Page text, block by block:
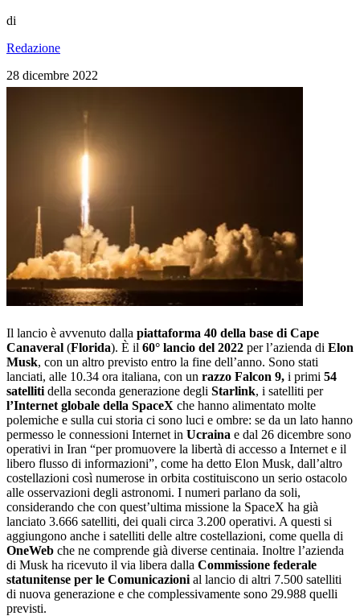
di
Redazione
28 dicembre 2022
Il lancio è avvenuto dalla piattaforma 40 della base di Cape
Canaveral (Florida). È il 60° lancio del 2022 per l’azienda di Elon
Musk, con un altro previsto entro la fine dell’anno. Sono stati
lanciati, alle 10.34 ora italiana, con un razzo Falcon 9, i primi 54
satelliti della seconda generazione degli Starlink, i satelliti per
l’Internet globale della SpaceX che hanno alimentato molte
polemiche e sulla cui storia ci sono luci e ombre: se da un lato hanno
permesso le connessioni Internet in Ucraina e dal 26 dicembre sono
operativi in Iran “per promuovere la libertà di accesso a Internet e il
libero flusso di informazioni”, come ha detto Elon Musk, dall’altro
costellazioni così numerose in orbita costituiscono un serio ostacolo
alle osservazioni degli astronomi. I numeri parlano da soli,
considerando che con quest’ultima missione la SpaceX ha già
lanciato 3.666 satelliti, dei quali circa 3.200 operativi. A questi si
aggiungono anche i satelliti delle altre costellazioni, come quella di
OneWeb che ne comprende già diverse centinaia. Inoltre l’azienda
di Musk ha ricevuto il via libera dalla Commissione federale
statunitense per le Comunicazioni al lancio di altri 7.500 satelliti
di nuova generazione e che complessivamente sono 29.988 quelli
previsti.